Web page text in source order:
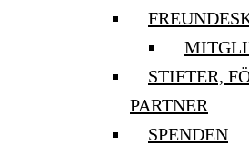
STIFTER,
PARTNER
SPENDEN